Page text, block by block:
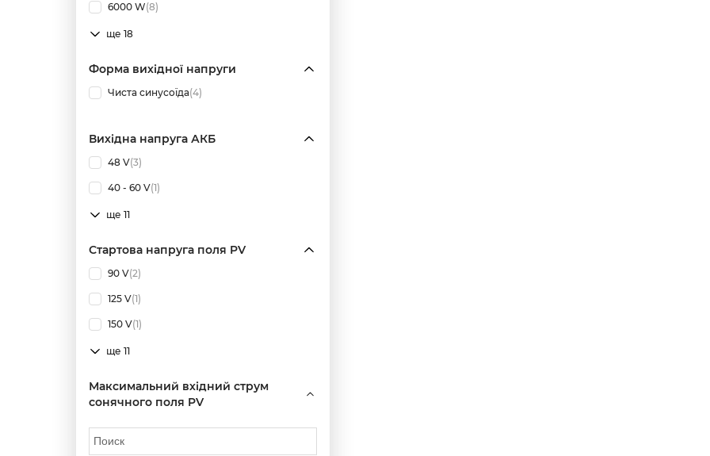
6000 W(8)
ще 18
Форма вихідної напруги
Чиста синусоїда(4)
Вихідна напруга АКБ
48 V(3)
40 - 60 V(1)
ще 11
Стартова напруга поля PV
90 V(2)
125 V(1)
150 V(1)
ще 11
Максимальний вхідний струм
сонячного поля PV